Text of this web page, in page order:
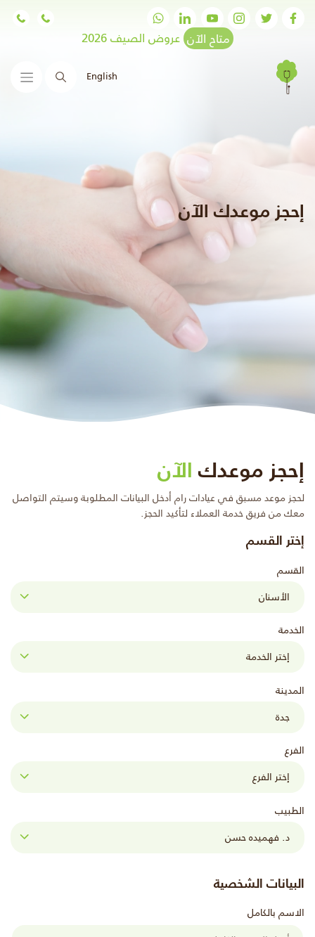
متاح الآن عروض الصيف 2026
English البحث
إحجز موعدك الآن
إحجز موعدكالآن
لحجز موعد مسبق في عيادات رام أدخل البيانات المطلوبة وسيتم التواصل
معك من فريق خدمة العملاء لتأكيد الحجز.
إختر القسم
القسم
الخدمة
المدينة
الفرع
الطبيب
البيانات الشخصية
الاسم بالكامل